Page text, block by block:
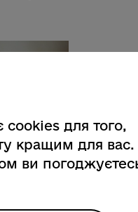
для того,
кращим для вас.
ви